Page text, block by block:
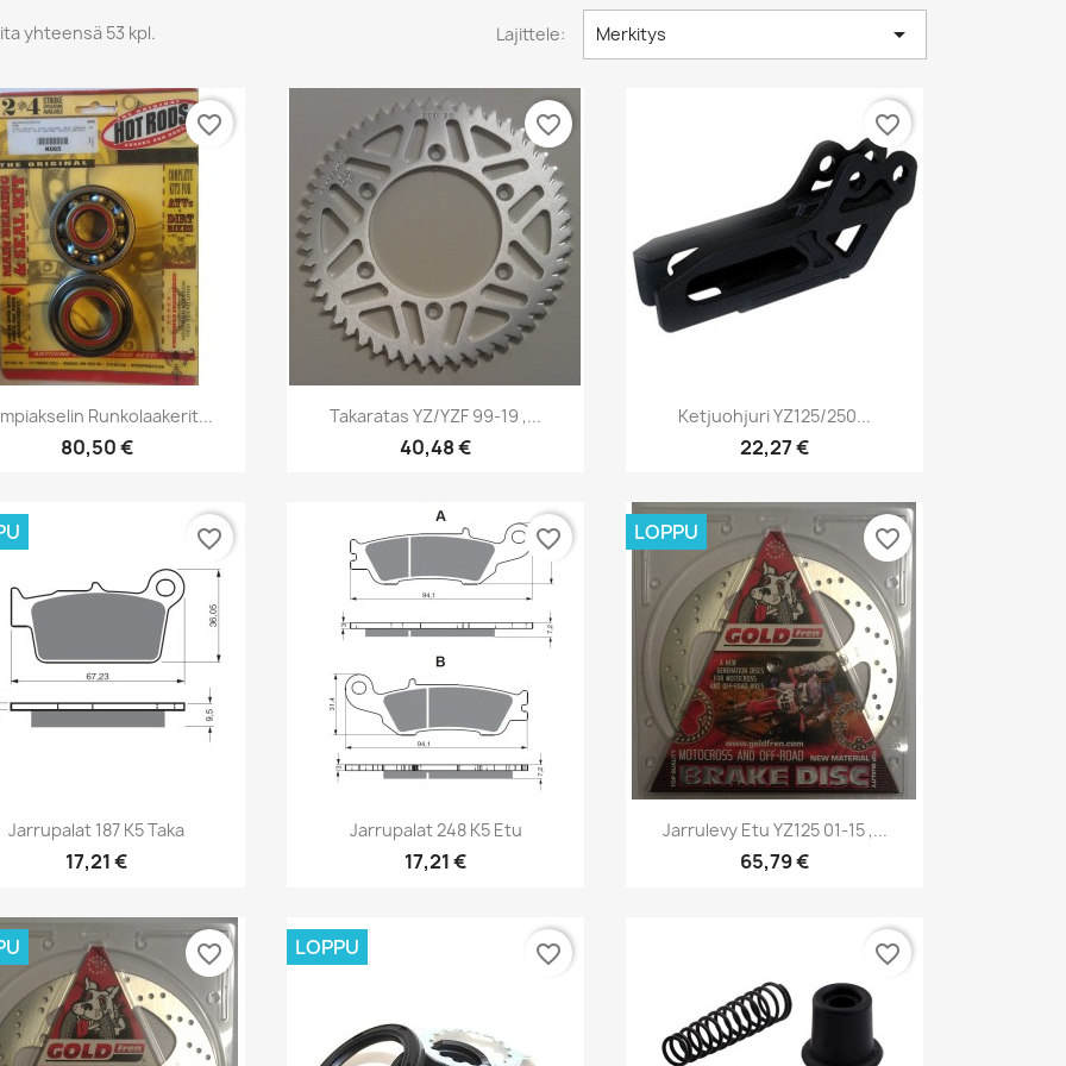
yhteensä 53 kpl. Lajittele: Merkitys 
Pikakatselu
Runkolaakerit...
80,50 €
favorite_border
Pikakatselu
Takaratas YZ/YZF 99-19 ,...
40,48 €
favorite_border
Pikakatselu
Ketjuohjuri YZ125/250...
22,27 €
favorite_border
Pikakatselu
Jarrupalat 187 K5 Taka
17,21 €
favorite_border
Pikakatselu
Jarrupalat 248 K5 Etu
17,21 €
favorite_border
Pikakatselu
Jarrulevy Etu YZ125 01-15 ,...
65,79 €
LOPPU favorite_border
favorite_border LOPPU favorite_border favorite_border